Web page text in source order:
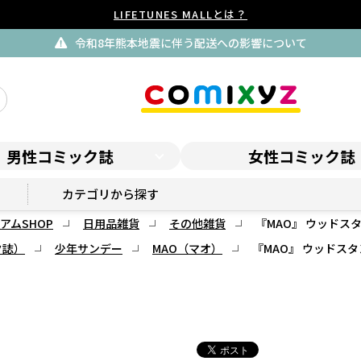
LIFETUNES MALLとは？
令和8年熊本地震に伴う配送への影響について
男性コミック誌 女性コミック誌
カテゴリから探す
ムSHOP 日用品雑貨 その他雑貨
『MAO』 ウッドス
）
少年サンデー MAO（マオ） 『MAO』 ウッドス
サンデープレミアムSHOP